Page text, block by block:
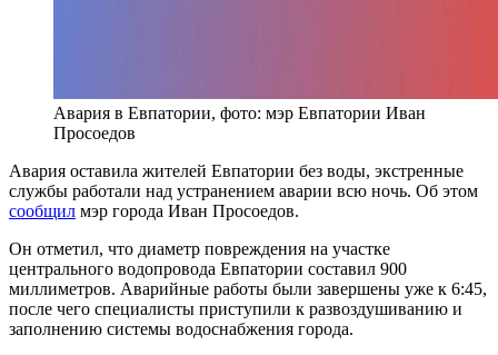
Авария в Евпатории, фото: мэр Евпатории Иван
Просоедов
Авария оставила жителей Евпатории без воды, экстренные
службы работали над устранением аварии всю ночь. Об этом
сообщил мэр города Иван Просоедов.
Он отметил, что диаметр повреждения на участке
центрального водопровода Евпатории составил 900
миллиметров. Аварийные работы были завершены уже к 6:45,
после чего специалисты приступили к развоздушиванию и
заполнению системы водоснабжения города.